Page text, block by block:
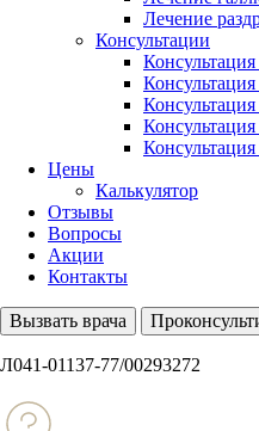
Лечение
Консультации
Консультация
Цены
Калькулятор
Отзывы
Вопросы
Акции
Контакты
Вызвать врача
Л041-01137-77/00293272